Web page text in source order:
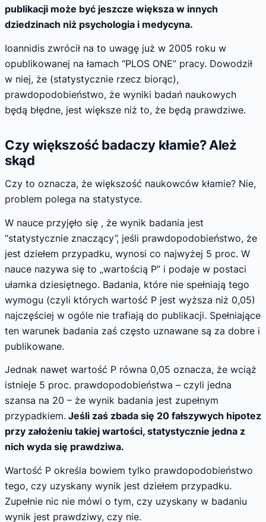
publikacji może być jeszcze większa w innych
dziedzinach niż psychologia i medycyna.
Ioannidis zwrócił na to uwagę już w 2005 roku w
opublikowanej na łamach “PLOS ONE” pracy. Dowodził
w niej, że (statystycznie rzecz biorąc),
prawdopodobieństwo, że wyniki badań naukowych
będą błędne, jest większe niż to, że będą prawdziwe.
Czy większość badaczy kłamie? Ależ
skąd
Czy to oznacza, że większość naukowców kłamie? Nie,
problem polega na statystyce.
W nauce przyjęło się , że wynik badania jest
“statystycznie znaczący”, jeśli prawdopodobieństwo, że
jest dziełem przypadku, wynosi co najwyżej 5 proc. W
nauce nazywa się to „wartością P” i podaje w postaci
ułamka dziesiętnego. Badania, które nie spełniają tego
wymogu (czyli których wartość P jest wyższa niż 0,05)
najczęściej w ogóle nie trafiają do publikacji. Spełniające
ten warunek badania zaś często uznawane są za dobre i
publikowane.
Jednak nawet wartość P równa 0,05 oznacza, że wciąż
istnieje 5 proc. prawdopodobieństwa – czyli jedna
szansa na 20 – że wynik badania jest zupełnym
przypadkiem. Jeśli zaś zbada się 20 fałszywych hipotez
przy założeniu takiej wartości, statystycznie jedna z
nich wyda się prawdziwa.
Wartość P określa bowiem tylko prawdopodobieństwo
tego, czy uzyskany wynik jest dziełem przypadku.
Zupełnie nic nie mówi o tym, czy uzyskany w badaniu
wynik jest prawdziwy, czy nie.